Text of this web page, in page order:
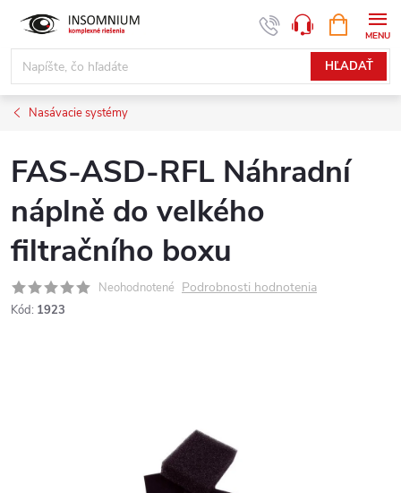
obsah
HĽADAŤ
KOŠÍK
Nasávacie systémy
FAS-ASD-RFL Náhradní
náplně do velkého
filtračního boxu
Neohodnotené Podrobnosti hodnotenia
Kód: 1923
www.insomnium.sk - Chat